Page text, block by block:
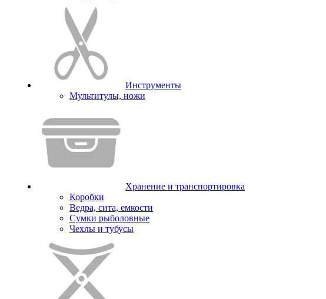
Инструменты
Мультитулы, ножи
Хранение и транспортировка
Коробки
Ведра, сита, емкости
Сумки рыболовные
Чехлы и тубусы